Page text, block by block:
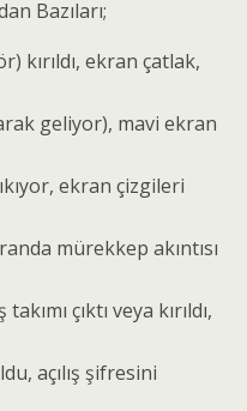
Bazıları;
kırıldı, ekran çatlak,
geliyor), mavi ekran
ekran çizgileri
mürekkep akıntısı
çıktı veya kırıldı,
açılış şifresini